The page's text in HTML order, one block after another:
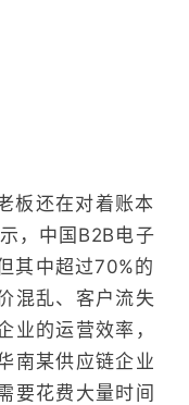
板还在对着账本
，中国B2B电子
其中超过70%的
混乱、客户流失
业的运营效率，
南某供应链企业
要花费大量时间